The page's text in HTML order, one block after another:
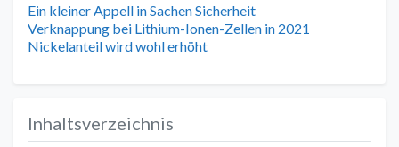
Ein kleiner Appell in Sachen Sicherheit
Verknappung bei Lithium-Ionen-Zellen in 2021
Nickelanteil wird wohl erhöht
Inhaltsverzeichnis